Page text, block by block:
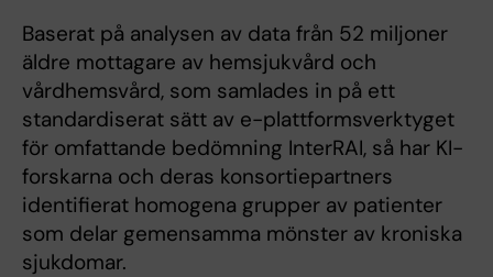
Baserat på analysen av data från 52 miljoner
äldre mottagare av hemsjukvård och
vårdhemsvård, som samlades in på ett
standardiserat sätt av e-plattformsverktyget
för omfattande bedömning InterRAI, så har KI-
forskarna och deras konsortiepartners
identifierat homogena grupper av patienter
som delar gemensamma mönster av kroniska
sjukdomar.